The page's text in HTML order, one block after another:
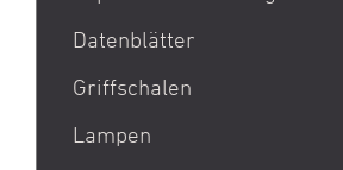
Aktion Bester Preis
AR 15
B&T Print-X
CZ 75 / CZ TS
Datenblätter
Griffschalen
Lampen